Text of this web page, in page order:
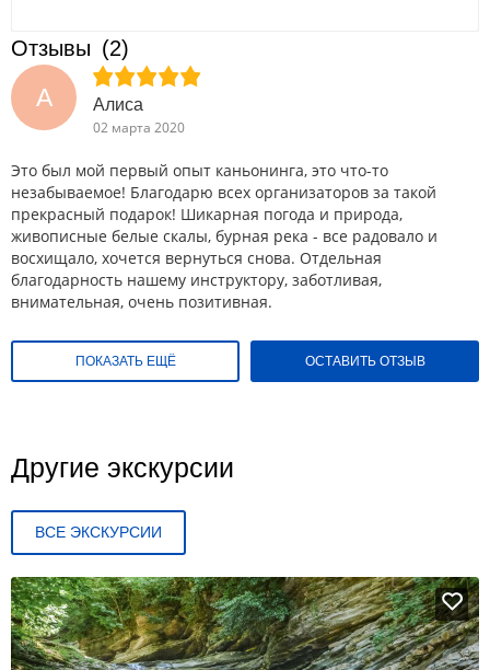
Отзывы (2)
А
Алиса
02 марта 2020
Это был мой первый опыт каньонинга, это что-то
незабываемое! Благодарю всех организаторов за такой
прекрасный подарок! Шикарная погода и природа,
живописные белые скалы, бурная река - все радовало и
восхищало, хочется вернуться снова. Отдельная
благодарность нашему инструктору, заботливая,
внимательная, очень позитивная.
ПОКАЗАТЬ ЕЩЁ ОСТАВИТЬ ОТЗЫВ
Другие экскурсии
ВСЕ ЭКСКУРСИИ